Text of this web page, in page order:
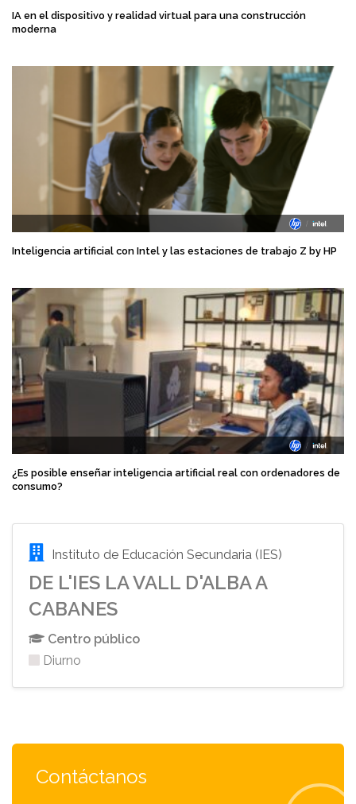
IA en el dispositivo y realidad virtual para una construcción
moderna
Inteligencia artificial con Intel y las estaciones de trabajo Z by HP
¿Es posible enseñar inteligencia artificial real con ordenadores de
consumo?
Instituto de Educación Secundaria (IES)
DE L'IES LA VALL D'ALBA A
CABANES
Centro público
Diurno
Contáctanos